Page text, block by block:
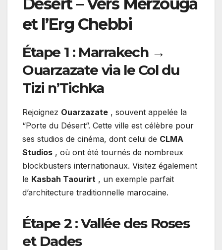
et l’Erg Chebbi
Étape 1 : Marrakech →
Ouarzazate via le Col du
Tizi n’Tichka
Rejoignez Ouarzazate , souvent appelée la
“Porte du Désert”. Cette ville est célèbre pour
ses studios de cinéma, dont celui de CLMA
Studios , où ont été tournés de nombreux
blockbusters internationaux. Visitez également
le Kasbah Taourirt , un exemple parfait
d’architecture traditionnelle marocaine.
Étape 2 : Vallée des Roses
et Dades